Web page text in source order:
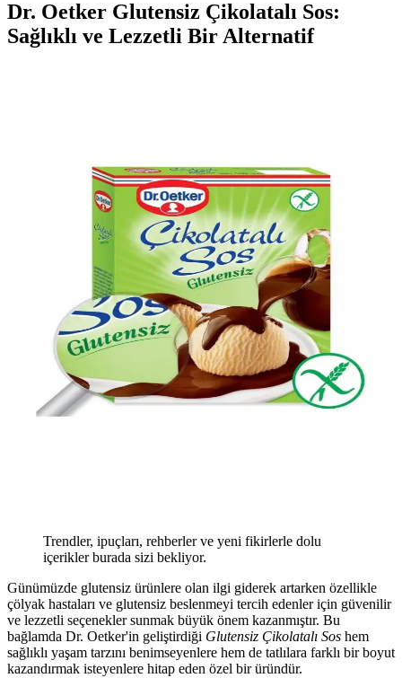
Dr. Oetker Glutensiz Çikolatalı Sos:
Sağlıklı ve Lezzetli Bir Alternatif
Trendler, ipuçları, rehberler ve yeni fikirlerle dolu
içerikler burada sizi bekliyor.
Günümüzde glutensiz ürünlere olan ilgi giderek artarken özellikle
çölyak hastaları ve glutensiz beslenmeyi tercih edenler için güvenilir
ve lezzetli seçenekler sunmak büyük önem kazanmıştır. Bu
bağlamda Dr. Oetker'in geliştirdiği Glutensiz Çikolatalı Sos hem
sağlıklı yaşam tarzını benimseyenlere hem de tatlılara farklı bir boyut
kazandırmak isteyenlere hitap eden özel bir üründür.